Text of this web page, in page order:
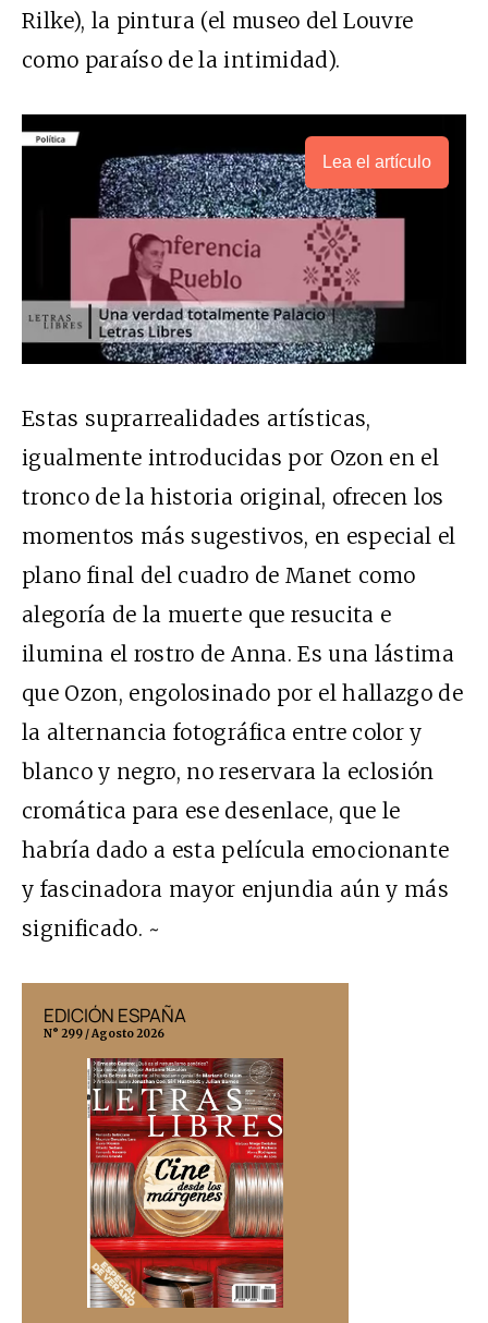
Rilke), la pintura (el museo del Louvre
como paraíso de la intimidad).
Lea el artículo
Estas suprarrealidades artísticas,
igualmente introducidas por Ozon en el
tronco de la historia original, ofrecen los
momentos más sugestivos, en especial el
plano final del cuadro de Manet como
alegoría de la muerte que resucita e
ilumina el rostro de Anna. Es una lástima
que Ozon, engolosinado por el hallazgo de
la alternancia fotográfica entre color y
blanco y negro, no reservara la eclosión
cromática para ese desenlace, que le
habría dado a esta película emocionante
y fascinadora mayor enjundia aún y más
significado. ~
EDICIÓN ESPAÑA
N° 299 / Agosto 2026